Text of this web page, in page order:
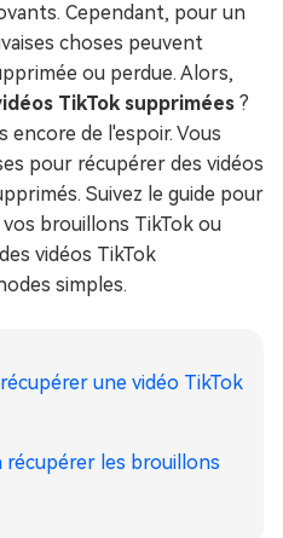
Cependant, pour un
choses peuvent
ou perdue. Alors,
TikTok supprimées ?
encore de l'espoir. Vous
pour récupérer des vidéos
Suivez le guide pour
brouillons TikTok ou
vidéos TikTok
simples.
une vidéo TikTok
récupérer les brouillons